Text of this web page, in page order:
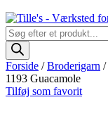
Products
search
Forside /Broderigarn /
1193 Guacamole
Tilføj som favorit